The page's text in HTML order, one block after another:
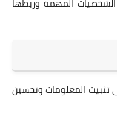
تثبيت المعلومات وتحسين